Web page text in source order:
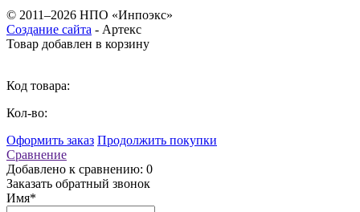
© 2011–2026 НПО «Инпоэкс»
Создание сайта - Артекс
Товар добавлен в корзину
Код товара:
Кол-во:
Оформить заказ Продолжить покупки
Сравнение
Добавлено к сравнению: 0
Заказать обратный звонок
Имя*